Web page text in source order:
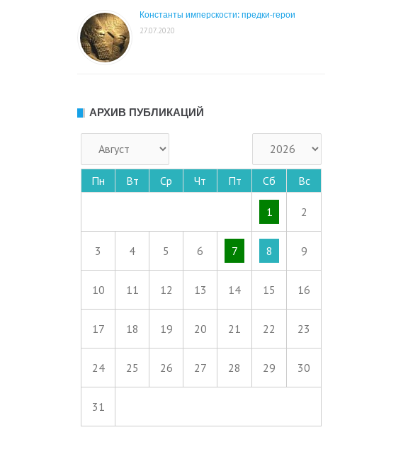
Константы имперскости: предки-герои
27.07.2020
АРХИВ ПУБЛИКАЦИЙ
Пн Вт Ср Чт Пт Сб Вс
1 2
3 4 5 6 7 8 9
10 11 12 13 14 15 16
17 18 19 20 21 22 23
24 25 26 27 28 29 30
31